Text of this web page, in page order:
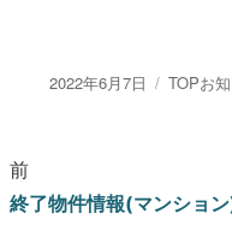
投稿日:
2022年6月7日 カテゴ
TOPお
前
終了物件情報(マンショ